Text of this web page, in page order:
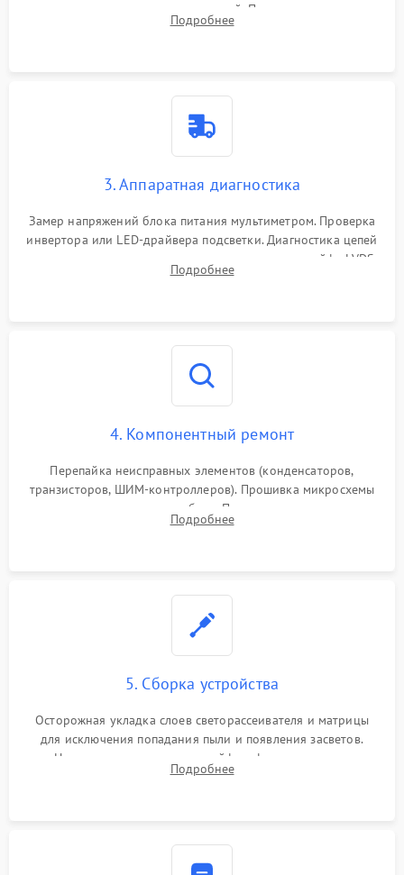
конденсаторов, прогаров, окислений. Проверка надежности
контактов и целостности шлейфов матрицы.
Подробнее
3. Аппаратная диагностика
Замер напряжений блока питания мультиметром. Проверка
инвертора или LED-драйвера подсветки. Диагностика цепей
питания скалера и тестирование сигналов на шлейфе LVDS
Подробнее
4. Компонентный ремонт
Перепайка неисправных элементов (конденсаторов,
транзисторов, ШИМ-контроллеров). Прошивка микросхемы
памяти при программных сбоях. При поломке подсветки —
разборка матрицы и замена выгоревших светодиодов.
Подробнее
5. Сборка устройства
Осторожная укладка слоев светорассеивателя и матрицы
для исключения попадания пыли и появления засветов.
Надежное подключение шлейфов, фиксация плат и
аккуратное защелкивание пластикового корпуса монитора.
Подробнее